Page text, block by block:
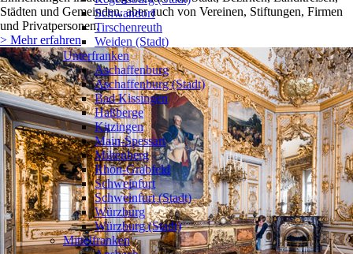
Städten und Gemeinden, aber auch von Vereinen, Stiftungen, Firmen
und Privatpersonen.
> Mehr erfahren
Schwandorf
Tirschenreuth
Weiden (Stadt)
Unterfranken
❯
Aschaffenburg
Aschaffenburg (Stadt)
Bad Kissingen
Haßberge
Kitzingen
Main-Spessart
Miltenberg
Rhön-Grabfeld
Schweinfurt
Schweinfurt (Stadt)
Würzburg
Würzburg (Stadt)
Mittelfranken
❯